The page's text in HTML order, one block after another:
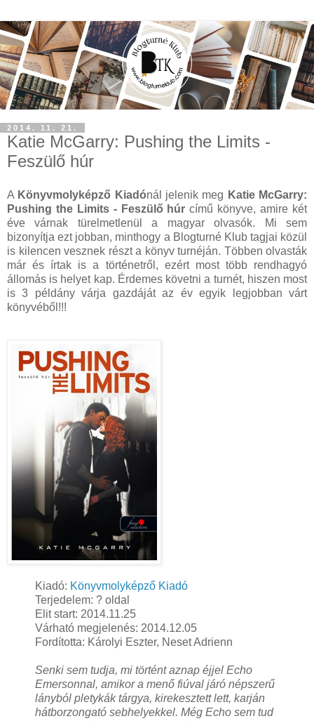
2014. 11. 21.
Katie McGarry: Pushing the Limits -
Feszülő húr
A Könyvmolyképző Kiadónál jelenik meg Katie McGarry:
Pushing the Limits - Feszülő húrcímű könyve, amire két
éve várnak türelmetlenül a magyar olvasók. Mi sem
bizonyítja ezt jobban, minthogy a Blogturné Klub tagjai közül
is kilencen vesznek részt a könyv turnéján. Többen olvasták
már és írtak is a történetről, ezért most több rendhagyó
állomás is helyet kap. Érdemes követni a turnét, hiszen most
is 3 példány várja gazdáját az év egyik legjobban várt
könyvéből!!!
Kiadó: Könyvmolyképző Kiadó
Terjedelem: ? oldal
Elit start: 2014.11.25
Várható megjelenés: 2014.12.05
Fordította: Károlyi Eszter, Neset Adrienn
Senki sem tudja, mi történt aznap éjjel Echo
Emersonnal, amikor a menő fiúval járó népszerű
lányból pletykák tárgya, kirekesztett lett, karján
hátborzongató sebhelyekkel. Még Echo sem tud